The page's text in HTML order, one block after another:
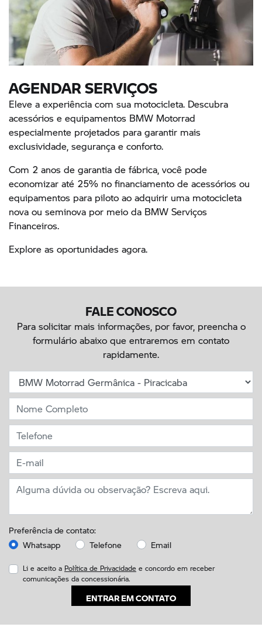
AGENDAR SERVIÇOS
Eleve a experiência com sua motocicleta. Descubra
acessórios e equipamentos BMW Motorrad
especialmente projetados para garantir mais
exclusividade, segurança e conforto.
Com 2 anos de garantia de fábrica, você pode
economizar até 25% no financiamento de acessórios ou
equipamentos para piloto ao adquirir uma motocicleta
nova ou seminova por meio da BMW Serviços
Financeiros.
Explore as oportunidades agora.
FALE CONOSCO
Para solicitar mais informações, por favor, preencha o
formulário abaixo que entraremos em contato
rapidamente.
Preferência de contato:
Whatsapp
Telefone Email
Li e aceito a Política de Privacidade e concordo em receber
comunicações da concessionária.
ENTRAR EM CONTATO